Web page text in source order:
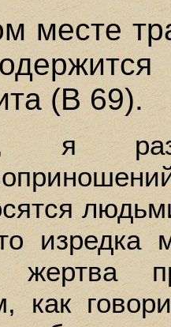
месте
(В 69).
я
изредка
жертва
как